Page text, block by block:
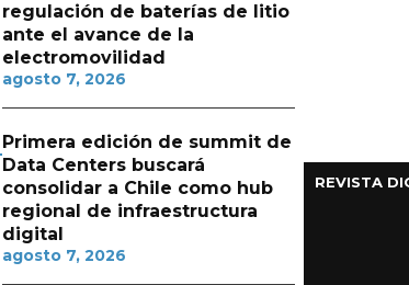
regulación de baterías de litio
ante el avance de la
electromovilidad
agosto 7, 2026
Primera edición de summit de
Data Centers buscará
consolidar a Chile como hub
regional de infraestructura
digital
agosto 7, 2026
REVISTA